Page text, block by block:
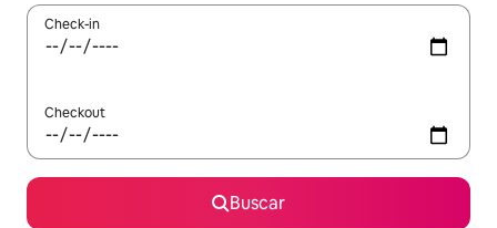
Check-in
Checkout
Buscar